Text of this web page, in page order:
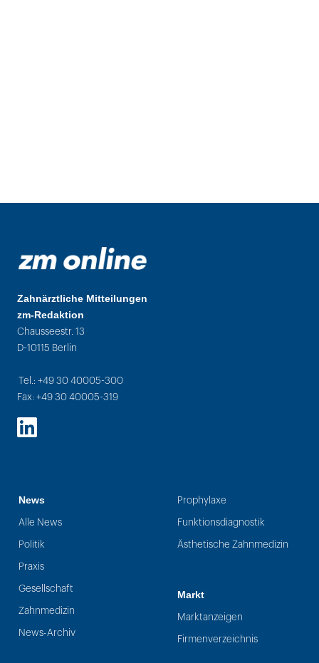
Zahnärztliche Mitteilungen
zm-Redaktion
Chausseestr. 13
D-10115 Berlin
Tel.: +49 30 40005-300
Fax: +49 30 40005-319
LinkedIn
News
Alle News
Politik
Praxis
Gesellschaft
Zahnmedizin
News-Archiv
Prophylaxe
Funktionsdiagnostik
Ästhetische Zahnmedizin
Markt
Marktanzeigen
Firmenverzeichnis